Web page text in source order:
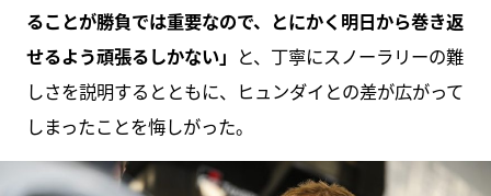
ることが勝負では重要なので、とにかく明日から巻き返
せるよう頑張るしかない」 と、丁寧にスノーラリーの難
しさを説明するとともに、ヒュンダイとの差が広がって
しまったことを悔しがった。